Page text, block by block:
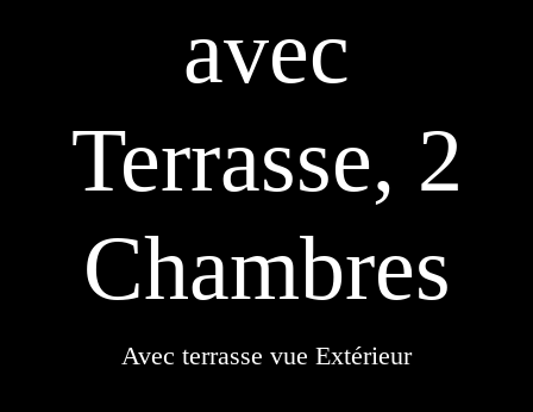
avec
Terrasse, 2
Chambres
Avec terrasse vue Extérieur